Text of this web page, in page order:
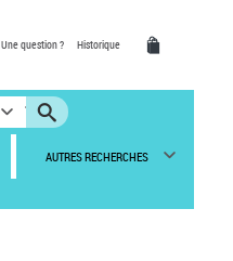
Une question ? Historique
AUTRES RECHERCHES